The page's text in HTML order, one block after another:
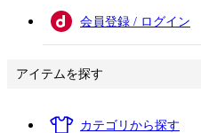
会員登録 / ログイン
アイテムを探す
カテゴリから探す